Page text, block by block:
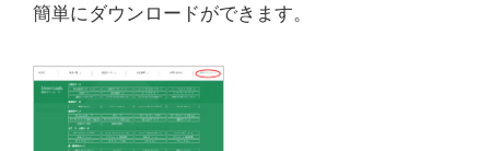
簡単にダウンロードができます。